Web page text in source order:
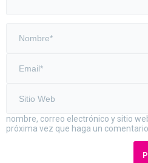
nombre, correo electrónico y sitio
próxima vez que haga un comentario.